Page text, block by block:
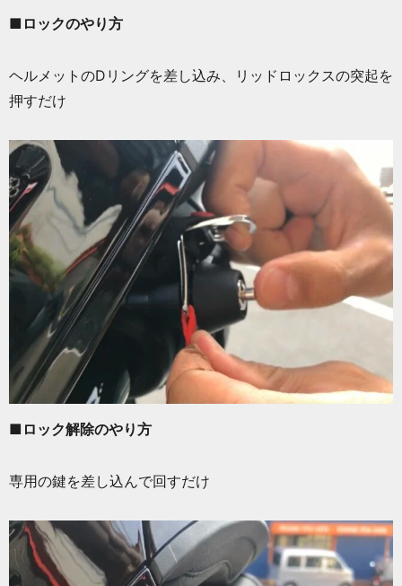
■ロックのやり方
ヘルメットのDリングを差し込み、リッドロックスの突起を
押すだけ
■ロック解除のやり方
専用の鍵を差し込んで回すだけ